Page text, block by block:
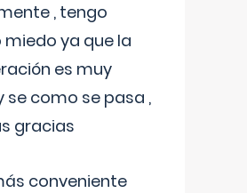
, tengo
ya que la
es muy
se como se pasa ,
gracias
conveniente